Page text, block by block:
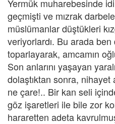
Yermük muharebesinde
geçmişti ve mızrak
müslümanlar düştükleri
veriyorlardı. Bu arada
toparlayarak, amcamın
Son anlarını yaşayan
dolaştıktan sonra, nihayet
ne çare!.. Bir kan seli
göz işaretleri ile bile zor
hararetten adeta